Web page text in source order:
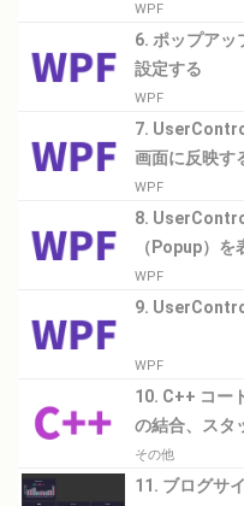
WPF
6. ポップアッ
設定する
WPF
7.
画面に反映す
WPF
8.
（Popup）を
WPF
9.
WPF
10. C++ コー
の結合、スタ
その他
11. ブログサ